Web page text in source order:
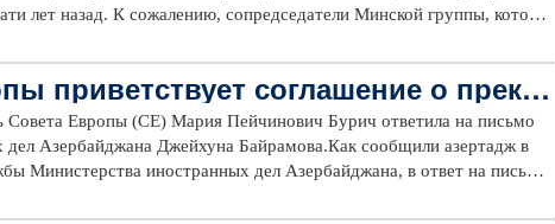
лет назад. К сожалению, сопредседатели Минской группы, которая
достигнутому с Российской Федерацией в результате
мы не только положили конец этому конфликту, но и внесли вклад
длилась 30 лет.Как сообщает азертадж, об этом сказал
Тайип Эрдоган во время выступления на саммите лидеров G20 и
по международной безопасности.Коснувшись происходящих в
приветствует соглашение о прекра
Совета Европы (СЕ) Мария Пейчинович Бурич ответила на письмо
дел Азербайджана Джейхуна Байрамова.Как сообщили азертадж в
Министерства иностранных дел Азербайджана, в ответ на письмо